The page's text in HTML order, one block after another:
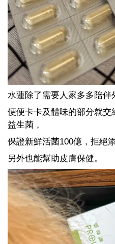
水蓮除了需要人家多多陪伴
便便卡卡及體味的部分就
益生菌，
保證新鮮活菌100億，拒絕
另外也能幫助皮膚保健。